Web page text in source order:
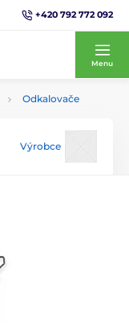
+420 792 772 092
Menu
Odkalovače
Výrobce